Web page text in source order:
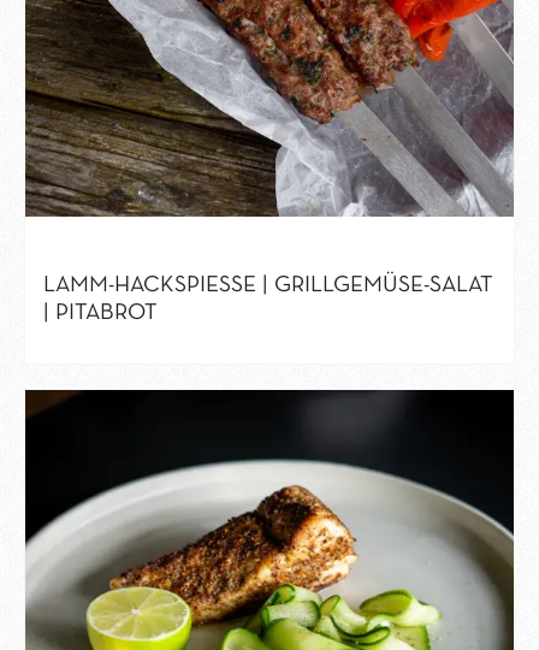
LAMM-HACKSPIESSE | GRILLGEMÜSE-SALAT
| PITABROT